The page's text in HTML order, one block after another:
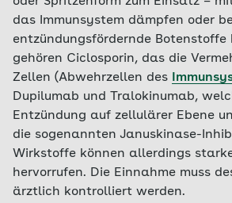
das Immunsystem dämpfen oder
entzündungsfördernde Botenstoffe
gehören Ciclosporin, das die
Zellen (Abwehrzellen des
Dupilumab und Tralokinumab,
Entzündung auf zellulärer Ebene
die sogenannten Januskinase-
Wirkstoffe können allerdings
hervorrufen. Die Einnahme muss
ärztlich kontrolliert werden.